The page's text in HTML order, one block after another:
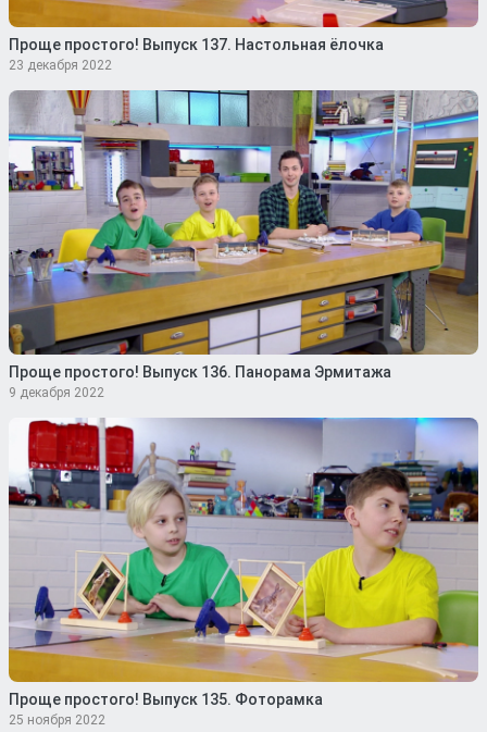
Проще простого! Выпуск 137. Настольная ёлочка
23 декабря 2022
Проще простого! Выпуск 136. Панорама Эрмитажа
9 декабря 2022
Проще простого! Выпуск 135. Фоторамка
25 ноября 2022